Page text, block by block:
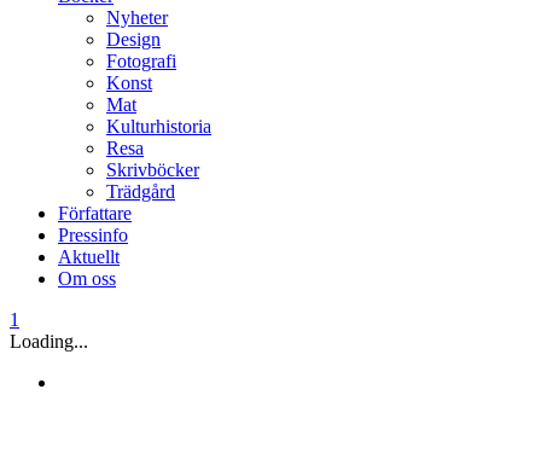
Nyheter
Design
Fotografi
Konst
Mat
Kulturhistoria
Resa
Skrivböcker
Trädgård
Författare
Pressinfo
Aktuellt
Om oss
1
Loading...